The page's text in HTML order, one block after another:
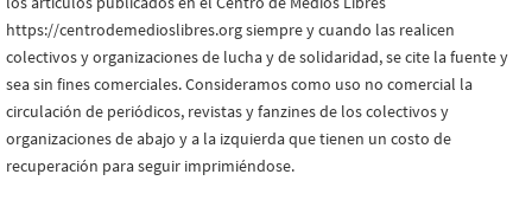
https://centrodemedioslibres.org siempre y cuando las realicen
colectivos y organizaciones de lucha y de solidaridad, se cite la fuente y
sea sin fines comerciales. Consideramos como uso no comercial la
circulación de periódicos, revistas y fanzines de los colectivos y
organizaciones de abajo y a la izquierda que tienen un costo de
recuperación para seguir imprimiéndose.